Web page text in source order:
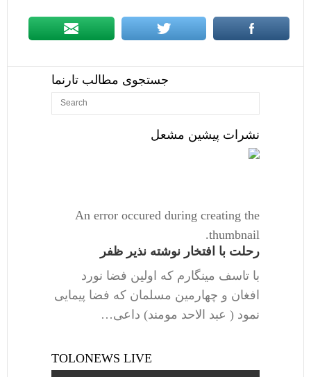
جستجوی مطالب تارنما
نشرات پیشین مشعل
An error occured during creating the
thumbnail.
رحلت با افتخار نوشته نذیر ظفر
با تاسف مینگارم که اولین فضا نورد
افغان و چهارمین مسلمان که فضا پیمایی
نمود ( عبد الاحد مومند) داعی…
TOLONEWS LIVE